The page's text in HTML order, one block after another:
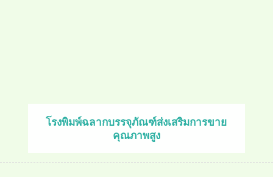
โรงพิมพ์ฉลากบรรจุภัณฑ์ส่งเสริมการขาย
คุณภาพสูง